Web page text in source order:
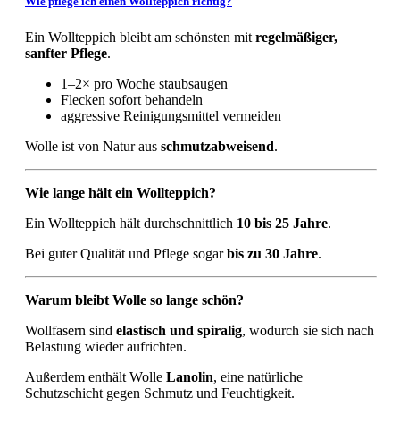
Ein Wollteppich bleibt am schönsten mit regelmäßiger,
sanfter Pflege.
1–2× pro Woche staubsaugen
Flecken sofort behandeln
aggressive Reinigungsmittel vermeiden
Wolle ist von Natur aus schmutzabweisend.
Wie lange hält ein Wollteppich?
Ein Wollteppich hält durchschnittlich 10 bis 25 Jahre.
Bei guter Qualität und Pflege sogarbis zu 30 Jahre.
Warum bleibt Wolle so lange schön?
Wollfasern sind elastisch und spiralig, wodurch sie sich nach
Belastung wieder aufrichten.
Außerdem enthält Wolle Lanolin, eine natürliche
Schutzschicht gegen Schmutz und Feuchtigkeit.